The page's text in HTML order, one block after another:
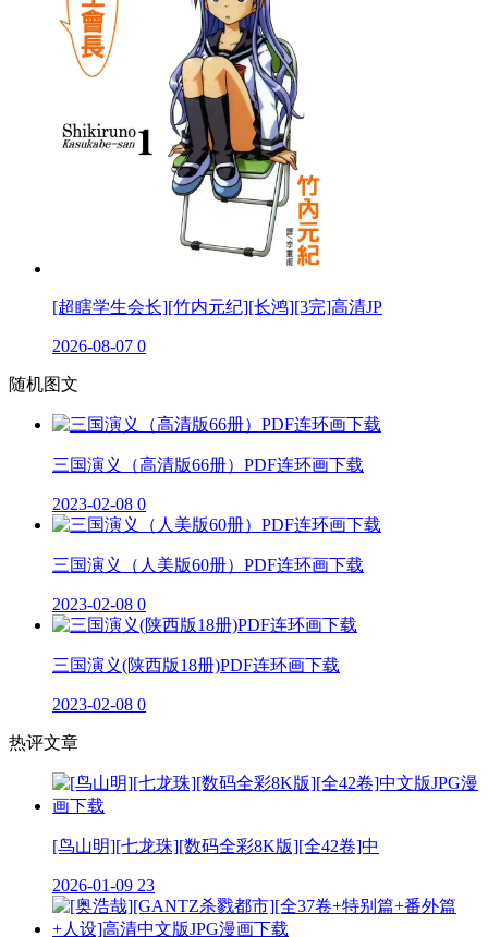
[超瞎学生会长][竹内元纪][长鸿][3完]高清JP
2026-08-07 0
随机图文
三国演义（高清版66册）PDF连环画下载
2023-02-08 0
三国演义（人美版60册）PDF连环画下载
2023-02-08 0
三国演义(陕西版18册)PDF连环画下载
2023-02-08 0
热评文章
[鸟山明][七龙珠][数码全彩8K版][全42卷]中
2026-01-09 23